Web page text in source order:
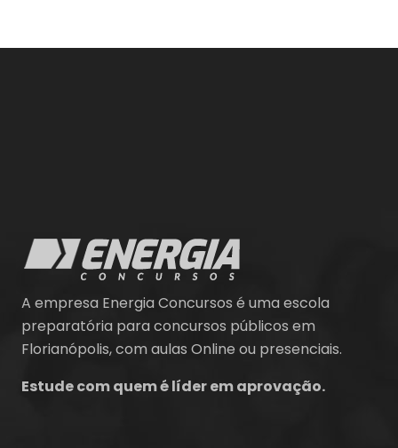
A empresa Energia Concursos é uma escola
preparatória para concursos públicos em
Florianópolis, com aulas Online ou presenciais.
Estude com quem é líder em aprovação.